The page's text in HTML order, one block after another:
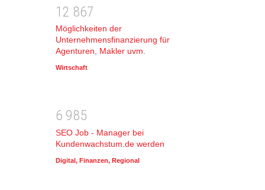
1 2 867
Möglichkeiten der
Unternehmensfinanzierung für
Agenturen, Makler uvm.
Wirtschaft
6 985
SEO Job - Manager bei
Kundenwachstum.de werden
Digital, Finanzen, Regional